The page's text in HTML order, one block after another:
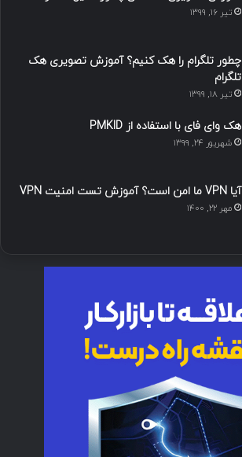
تیر ۱۶, ۱۳۹۹
چطور تلگرام را هک کنیم؟ آموزش تصویری هک
تلگرام
تیر ۱۸, ۱۳۹۹
هک وای فای با استفاده از PMKID
شهریور ۲۴, ۱۳۹۹
آیا VPN ما امن است؟ آموزش تست امنیت VPN
مهر ۲۲, ۱۴۰۰